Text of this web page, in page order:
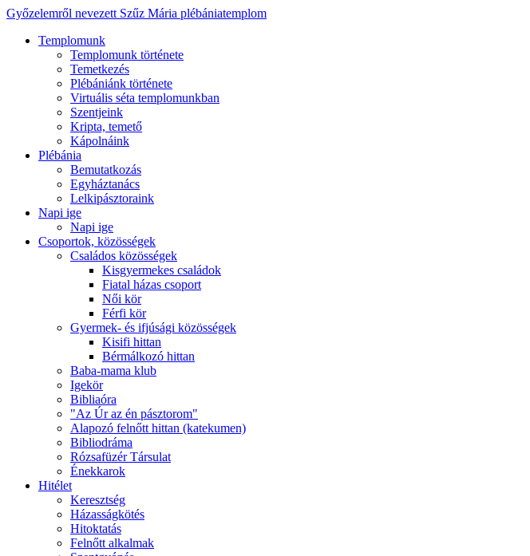
Győzelemről nevezett Szűz Mária plébániatemplom
Templomunk
Templomunk története
Temetkezés
Plébániánk története
Virtuális séta templomunkban
Szentjeink
Kripta, temető
Kápolnáink
Plébánia
Bemutatkozás
Egyháztanács
Lelkipásztoraink
Napi ige
Napi ige
Csoportok, közösségek
Családos közösségek
Kisgyermekes családok
Fiatal házas csoport
Női kör
Férfi kör
Gyermek- és ifjúsági közösségek
Kisifi hittan
Bérmálkozó hittan
Baba-mama klub
Igekör
Bibliaóra
"Az Úr az én pásztorom"
Alapozó felnőtt hittan (katekumen)
Bibliodráma
Rózsafüzér Társulat
Énekkarok
Hitélet
Keresztség
Házasságkötés
Hitoktatás
Felnőtt alkalmak